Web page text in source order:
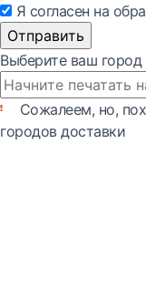
Я согласен на
Отправить
Выберите ваш город
Сожалеем, но,
городов доставки